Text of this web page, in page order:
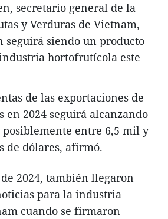
secretario general de la
y Verduras de Vietnam,
seguirá siendo un producto
hortofrutícola este
de las exportaciones de
en 2024 seguirá alcanzando
entre 6,5 mil y
de dólares, afirmó.
2024, también llegaron
para la industria
cuando se firmaron